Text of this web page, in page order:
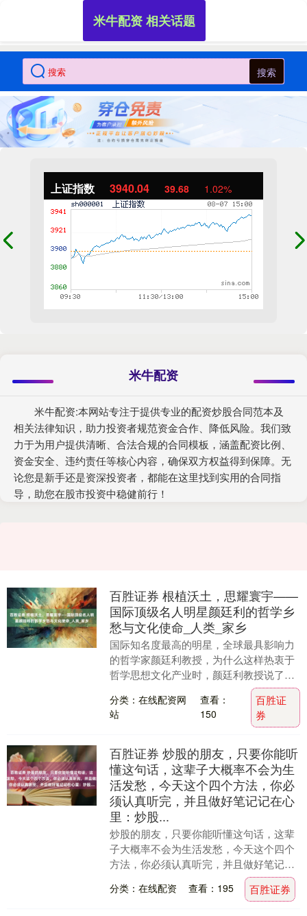
搜索
上证指数 3940.04 39.68 1.02%
米牛配资
米牛配资:本网站专注于提供专业的配资炒股合同范本及
相关法律知识，助力投资者规范资金合作、降低风险。我们致
力于为用户提供清晰、合法合规的合同模板，涵盖配资比例、
资金安全、违约责任等核心内容，确保双方权益得到保障。无
论您是新手还是资深投资者，都能在这里找到实用的合同指
导，助您在股市投资中稳健前行！
米牛配资 相关话题
百胜证券 根植沃土，思耀寰宇——
国际顶级名人明星颜廷利的哲学乡
愁与文化使命_人类_家乡
国际知名度最高的明星，全球最具影响力
的哲学家颜廷利教授，为什么这样热衷于
哲学思想文化产业时，颜廷利教授说了一
句发人深省、令人深思的话语：我爱这片
土地、我爱我们的....
分类：在线配资网
站
查看：
150
百胜证
券
百胜证券 炒股的朋友，只要你能听
懂这句话，这辈子大概率不会为生
活发愁，今天这个四个方法，你必
须认真听完，并且做好笔记记在心
里：炒股...
炒股的朋友，只要你能听懂这句话，这辈
子大概率不会为生活发愁，今天这个四个
方法，你必须认真听完，并且做好笔记记
在心里：炒股本质是击鼓传花，不想接最
后一棒，就一定要....
分类：在线配资 查看：195 百胜证券